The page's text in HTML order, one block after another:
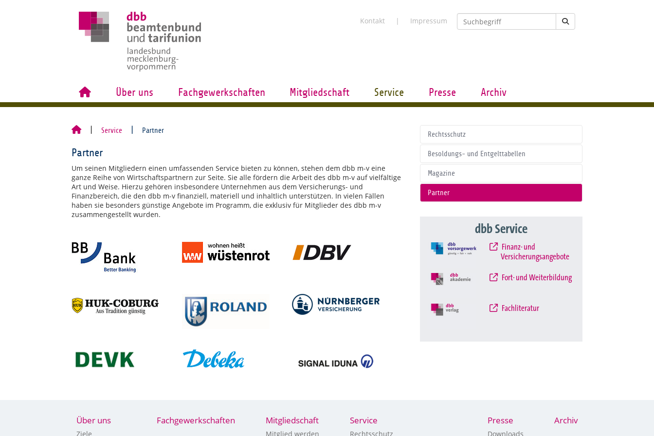
Kontakt Impressum
Über uns Fachgewerkschaften Mitgliedschaft Service Presse Archiv
Service Partner
Partner
Um seinen Mitgliedern einen umfassenden Service bieten zu können, stehen dem dbb m-v eine
ganze Reihe von Wirtschaftspartnern zur Seite. Sie alle fördern die Arbeit des dbb m-v auf vielfältige
Art und Weise. Hierzu gehören insbesondere Unternehmen aus dem Versicherungs- und
Finanzbereich, die den dbb m-v finanziell, materiell und inhaltlich unterstützen. In vielen Fällen
haben sie besonders günstige Angebote im Programm, die exklusiv für Mitglieder des dbb m-v
zusammengestellt wurden.
Rechtsschutz
Besoldungs- und Entgelttabellen
Magazine
Partner
dbb Service
Finanz- und
Versicherungsangebote
Fort- und Weiterbildung
Fachliteratur
Über uns
Ziele
Fachgewerkschaften Mitgliedschaft
Mitglied werden
Service
Rechtsschutz
Presse
Downloads
Archiv